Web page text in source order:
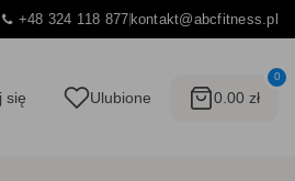
+48 324 118 877kontakt@abcfitness.pl
się Ulubione
0
0.00 zł